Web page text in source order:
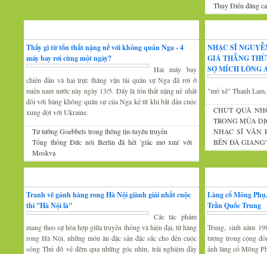
Thụy Điển đăng
Thấy gì từ tổn thất nặng nề với không quân Nga - 4
máy bay rơi cùng một ngày?
Hai máy bay
chiến đấu và hai trực thăng vận tải quân sự Nga đã rơi ở
miền nam nước này ngày 13/5. Đây là tổn thất nặng nề nhất
đối với hàng không quân sự của Nga kể từ khi bắt đầu cuộc
xung đột với Ukraine.
Tư tưởng Goebbels trong thông tin-tuyên truyền
Tổng thống Đức nói Berlin đã hết 'giấc mơ xưa' với
Moskva
NHẠC SĨ
GIÁ THẲNG
SỢ MÍCH LÒNG
"mổ xẻ" Thanh
CHÚT QUÀ
TRONG MÙA
NHẠC SĨ VĂN
BẾN ĐÀ
Tranh vẽ gánh hàng rong Hà Nội giành giải nhất cuộc
thi ''Hà Nội là''
Các tác phẩm
mang theo sự hòa hợp giữa truyền thống và hiện đại, từ hàng
rong Hà Nội, những món ăn đặc sản đặc sắc cho đến cuộc
sống Thủ đô về đêm qua những góc nhìn, trải nghiệm đầy
Làng cổ Mông
Trần Quốc Trung
Trung, sinh năm
tượng trong cộng
ảnh làng cổ Mông